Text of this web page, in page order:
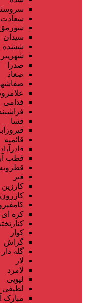
سعادت
سورمق
سیدان
ششده
شهرپیر
صدرا
صغاد
فدامی
فسا
قائمیه
قادرآباد
قطب
قطرویه
قیر
کارزین
کازرون
کره ای
کوار
گراش
گله دار
لار
لامرد
لپویی
لطیفی
مبارک